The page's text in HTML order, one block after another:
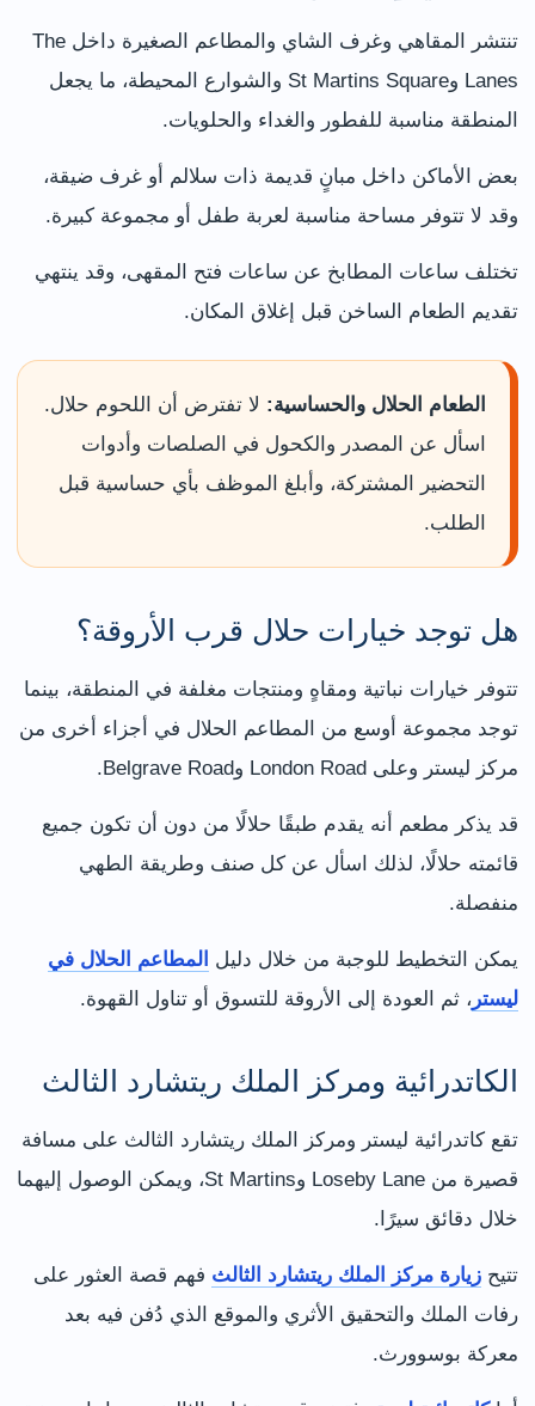
تنتشر المقاهي وغرف الشاي والمطاعم الصغيرة داخل The
Lanes وSt Martins Square والشوارع المحيطة، ما يجعل
المنطقة مناسبة للفطور والغداء والحلويات.
بعض الأماكن داخل مبانٍ قديمة ذات سلالم أو غرف ضيقة،
وقد لا تتوفر مساحة مناسبة لعربة طفل أو مجموعة كبيرة.
تختلف ساعات المطابخ عن ساعات فتح المقهى، وقد ينتهي
تقديم الطعام الساخن قبل إغلاق المكان.
الطعام الحلال والحساسية: لا تفترض أن اللحوم حلال.
اسأل عن المصدر والكحول في الصلصات وأدوات
التحضير المشتركة، وأبلغ الموظف بأي حساسية قبل
الطلب.
هل توجد خيارات حلال قرب الأروقة؟
تتوفر خيارات نباتية ومقاهٍ ومنتجات مغلفة في المنطقة، بينما
توجد مجموعة أوسع من المطاعم الحلال في أجزاء أخرى من
مركز ليستر وعلى London Road وBelgrave Road.
قد يذكر مطعم أنه يقدم طبقًا حلالًا من دون أن تكون جميع
قائمته حلالًا، لذلك اسأل عن كل صنف وطريقة الطهي
منفصلة.
يمكن التخطيط للوجبة من خلال دليل المطاعم الحلال في
ليستر ، ثم العودة إلى الأروقة للتسوق أو تناول القهوة.
الكاتدرائية ومركز الملك ريتشارد الثالث
تقع كاتدرائية ليستر ومركز الملك ريتشارد الثالث على مسافة
قصيرة من Loseby Lane وSt Martins، ويمكن الوصول إليهما
خلال دقائق سيرًا.
تتيح زيارة مركز الملك ريتشارد الثالث فهم قصة العثور على
رفات الملك والتحقيق الأثري والموقع الذي دُفن فيه بعد
معركة بوسوورث.